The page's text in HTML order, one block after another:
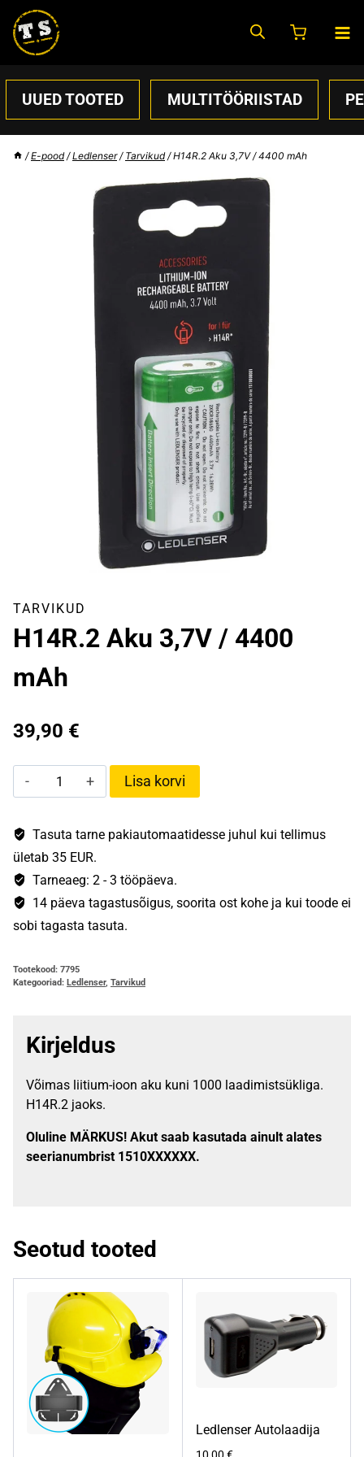
content
UUED TOOTED MULTITÖÖRIISTAD
/ E-pood / Ledlenser / Tarvikud / H14R.2 Aku 3,7V / 4400 mAh
TARVIKUD
H14R.2 Aku 3,7V / 4400
mAh
39,90 €
H14R.2
Aku
/
4400
Lisa korvi
Tasuta tarne pakiautomaatidesse juhul kui tellimus
ületab 35 EUR.
Tarneaeg: 2 - 3 tööpäeva.
14 päeva tagastusõigus, soorita ost kohe ja kui toode ei
sobi tagasta tasuta.
Tootekood: 7795
Kategooriad: Ledlenser, Tarvikud
Kirjeldus
Võimas liitium-ioon aku kuni 1000 laadimistsükliga.
H14R.2 jaoks.
Oluline MÄRKUS! Akut saab kasutada ainult alates
seerianumbrist 1510XXXXXX.
Seotud tooted
Ledlenser Autolaadija
10,00 €